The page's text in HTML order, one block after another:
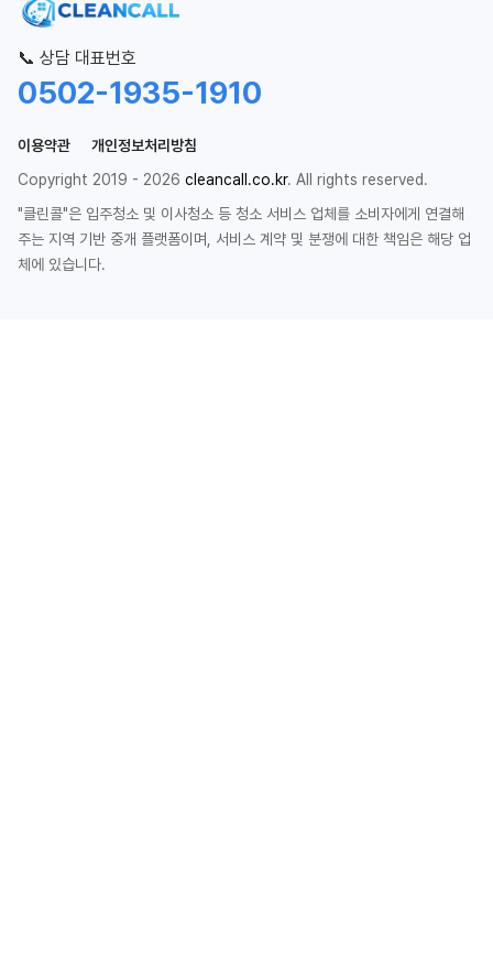
📞 상담 대표번호
0502-1935-1910
이용약관
개인정보처리방침
Copyright 2019 - 2026 cleancall.co.kr. All rights reserved.
"클린콜"은 입주청소 및 이사청소 등 청소 서비스 업체를 소비자에게 연결해
주는 지역 기반 중개 플랫폼이며, 서비스 계약 및 분쟁에 대한 책임은 해당 업
체에 있습니다.